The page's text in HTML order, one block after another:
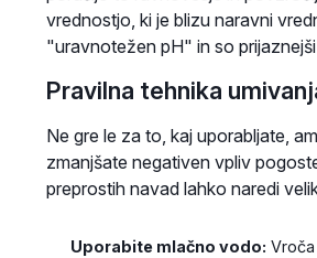
vrednostjo, ki je blizu naravni
"uravnotežen pH" in so
Pravilna tehnika
Ne gre le za to, kaj uporabljate,
zmanjšate negativen vpliv
preprostih navad lahko naredi
Uporabite mlačno vodo: